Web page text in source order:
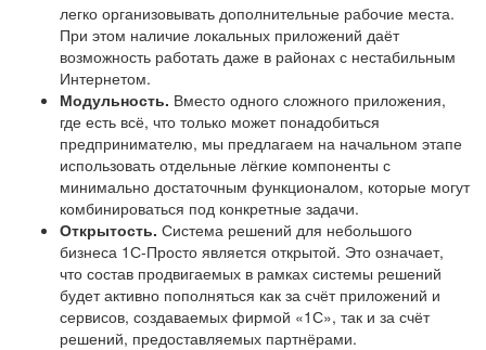
легко организовывать дополнительные рабочие места.
При этом наличие локальных приложений даёт
возможность работать даже в районах с нестабильным
Интернетом.
Модульность. Вместо одного сложного приложения,
где есть всё, что только может понадобиться
предпринимателю, мы предлагаем на начальном этапе
использовать отдельные лёгкие компоненты с
минимально достаточным функционалом, которые могут
комбинироваться под конкретные задачи.
Открытость. Система решений для небольшого
бизнеса 1С-Просто является открытой. Это означает,
что состав продвигаемых в рамках системы решений
будет активно пополняться как за счёт приложений и
сервисов, создаваемых фирмой «1С», так и за счёт
решений, предоставляемых партнёрами.